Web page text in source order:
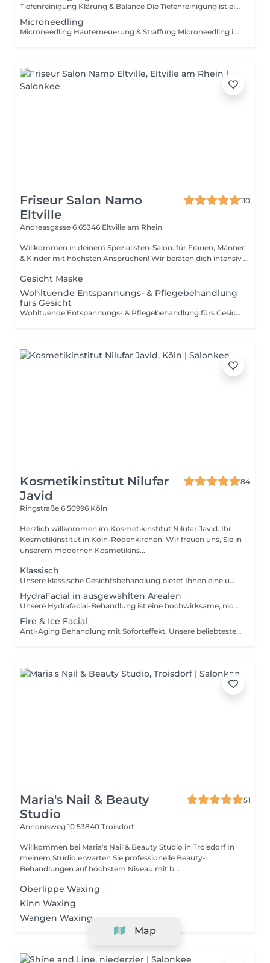
Tiefenreinigung Klärung & Balance Die Tiefenreinigung ist eine intensive Gesichtsbehandlung zur gründlichen Klärung der Haut und manuellen Ausreinigung der Poren. Unreinheiten, Talgablagerungen und abgestorbene Hautzellen werden gezielt entfernt, um das Hautbild sichtbar zu verfeinern. Ideal bei: Unreinheiten & verstopften Poren öliger oder unreiner Haut grobem oder unruhigem Hautbild Ergebnis: Geklärte Poren, ein ebenmäßigeres Hautbild und ein frisches, reines Hautgefühl.
Microneedling
Microneedling Hauterneuerung & Straffung Microneedling ist eine effektive Behandlung zur Aktivierung der hauteigenen Regeneration. Durch feine Mikroimpulse wird die Kollagen- und Elastinproduktion angeregt und hochwirksame Seren können optimal in die Haut eingeschleust werden. Ideal bei: feinen Linien & Fältchen Narben & unruhiger Hautstruktur vergrößerten Poren fahlem oder müdem Hautbild Ergebnis: Glattere, straffere Haut, verfeinerte Poren und ein sichtbar ebenmäßiger Teint.
Friseur Salon Namo
Eltville
110
Andreasgasse 6 65346 Eltville am Rhein
Willkommen in deinem Spezialisten-Salon. für Frauen, Männer
& Kinder mit höchsten Ansprüchen! Wir beraten dich intensiv ...
Gesicht Maske
Wohltuende Entspannungs- & Pflegebehandlung
fürs Gesicht
Wohltuende Entspannungs- & Pflegebehandlung fürs Gesicht Genießen Sie eine sanfte Gesichtsbehandlung mit gründlicher Reinigung, belebendem Peeling, pflegender Maske oder Anti-Aging-Anwendung, kombiniert mit einer verwöhnenden Gesichtsmassage und individuell abgestimmter Abschlusspflege. Perfekt auf Ihren Hauttyp abgestimmt für ein erfrischtes, ebenmäßiges und strahlend schönes Hautbild.
Kosmetikinstitut Nilufar
Javid
84
Ringstraße 6 50996 Köln
Herzlich willkommen im Kosmetikinstitut Nilufar Javid. Ihr
Kosmetikinstitut in Köln-Rodenkirchen. Wir freuen uns, Sie in
unserem modernen Kosmetikins...
Klassisch
Unsere klassische Gesichtsbehandlung bietet Ihnen eine umfassende Pflege, die Ihre Haut revitalisiert und zum Strahlen bringt. Diese Behandlung beginnt mit einer gründlichen Reinigung, gefolgt von einem sanften Peeling, um abgestorbene Hautzellen zu entfernen. Danach wird die Haut durch eine wohltuende Maske und feuchtigkeitsspendende Pflege intensiv genährt. Abschließend genießen Sie eine entspannende Gesichtsmassage, die die Durchblutung fördert und Ihrer Haut ein frisches, gesundes Aussehen verleiht. Ideal für alle Hauttypen und perfekt für eine regelmäßige Pflege.
HydraFacial in ausgewählten Arealen
Unsere Hydrafacial-Behandlung ist eine hochwirksame, nicht-invasive Gesichtsbehandlung, die Ihre Haut tiefenwirksam reinigt, peelt und mit Feuchtigkeit versorgt. Mit modernster Technologie werden abgestorbene Hautzellen entfernt und Unreinheiten sanft abgesaugt, während gleichzeitig wertvolle Seren in die Haut eingearbeitet werden. Diese Behandlung verbessert das Hautbild, minimiert feine Linien und verleiht Ihrer Haut einen frischen, strahlenden Teint. Ideal für alle Hauttypen und perfekt für eine intensive Auffrischung und Verjüngung der Haut.
Fire & Ice Facial
Anti-Aging Behandlung mit Soforteffekt. Unsere beliebteste Behandlung wurde dazu entwickelt, die Oberfläche der Haut schnell und sicher zu erneuern. Feine Linien und Falten werden reduziert, die Haut wird glatter und weicher und die Zellerneuerung wird angeregt.
Maria's Nail & Beauty
Studio
51
Annonisweg 10 53840 Troisdorf
Willkommen bei Maria's Nail & Beauty Studio in Troisdorf In
meinem Studio erwarten Sie professionelle Beauty-
Behandlungen auf höchstem Niveau mit b...
Oberlippe Waxing
Kinn Waxing
Wangen Waxing
Map